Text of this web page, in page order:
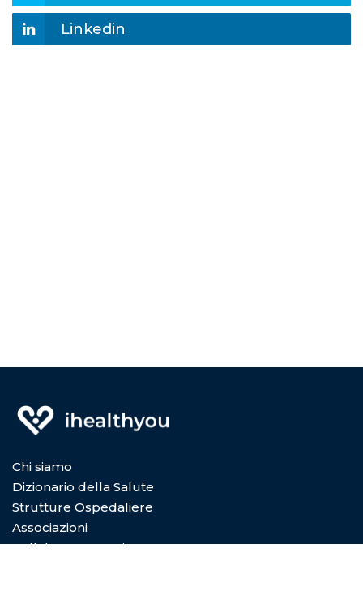
Linkedin
Chi siamo
Dizionario della Salute
Strutture Ospedaliere
Associazioni
Collabora con Noi